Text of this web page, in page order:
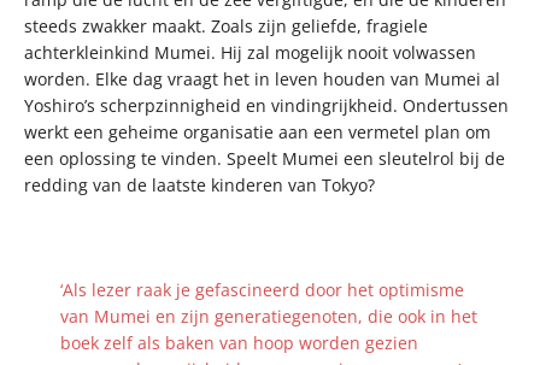
steeds zwakker maakt. Zoals zijn geliefde, fragiele
achterkleinkind Mumei. Hij zal mogelijk nooit volwassen
worden. Elke dag vraagt het in leven houden van Mumei al
Yoshiro’s scherpzinnigheid en vindingrijkheid. Ondertussen
werkt een geheime organisatie aan een vermetel plan om
een oplossing te vinden. Speelt Mumei een sleutelrol bij de
redding van de laatste kinderen van Tokyo?
‘Als lezer raak je gefascineerd door het optimisme
van Mumei en zijn generatiegenoten, die ook in het
boek zelf als baken van hoop worden gezien